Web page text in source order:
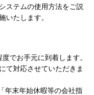
ステムの使用方法をご説
いたします。
でお手元に到着します。
て対応させていただきま
年末年始休暇等の会社指